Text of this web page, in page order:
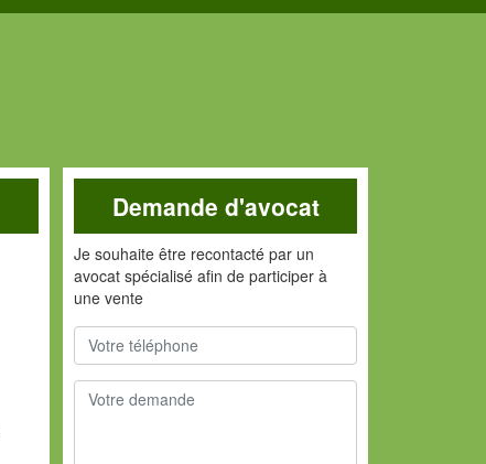
Demande d'avocat
Je souhaite être recontacté par un
avocat spécialisé afin de participer à
une vente